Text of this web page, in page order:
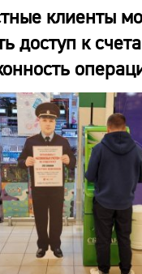
клиенты
доступ к